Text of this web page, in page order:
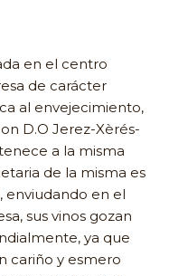
en el centro
de carácter
al envejecimiento,
D.O Jerez-Xèrés-
a la misma
de la misma es
enviudando en el
sus vinos gozan
ya que
cariño y esmero